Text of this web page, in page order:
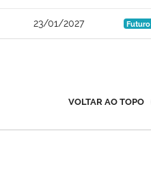
23/01/2027 Futuro
VOLTAR AO TOPO